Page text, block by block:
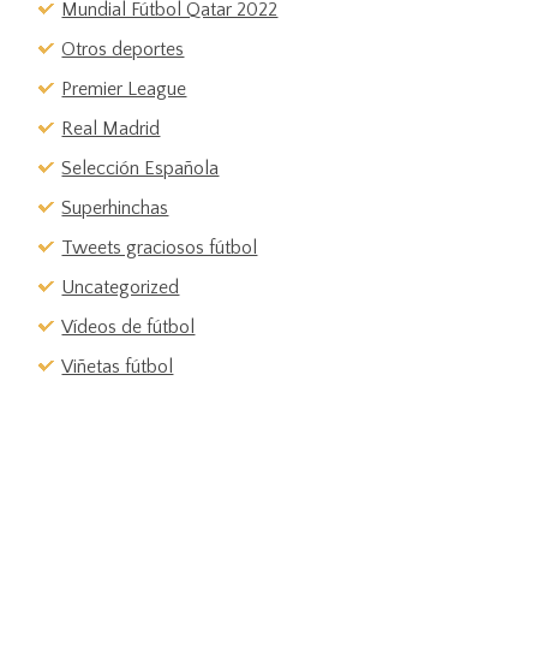
Mundial Fútbol Qatar 2022
Otros deportes
Premier League
Real Madrid
Selección Española
Superhinchas
Tweets graciosos fútbol
Uncategorized
Vídeos de fútbol
Viñetas fútbol